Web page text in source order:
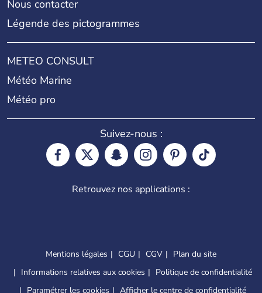
Nous contacter
Légende des pictogrammes
METEO CONSULT
Météo Marine
Météo pro
Suivez-nous :
Retrouvez nos applications :
Mentions légales CGU CGV
Plan du site
Informations relatives aux cookies
Politique de confidentialité
Paramétrer les cookies
Afficher le centre de confidentialité